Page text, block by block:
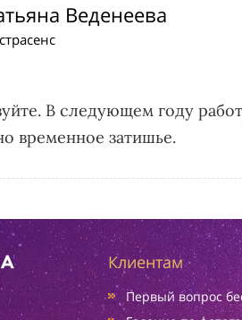
Веденеева
В следующем году
временное затишье.
Клиентам
Первый вопрос